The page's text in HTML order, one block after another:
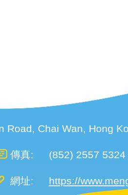
Road, Chai Wan, Hong
傳真: (852) 2557 5324
網址: https://